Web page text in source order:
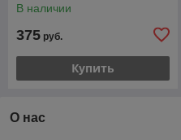
В наличии
375 руб.
Купить
О нас